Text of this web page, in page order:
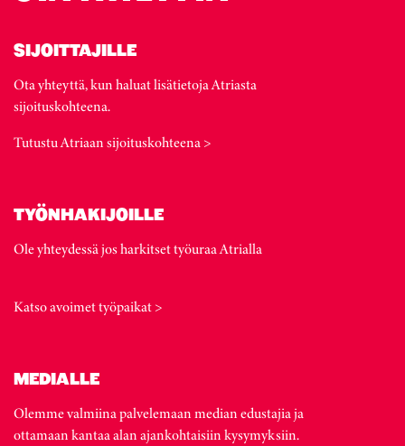
SIJOITTAJILLE
Ota yhteyttä, kun haluat lisätietoja Atriasta
sijoituskohteena.
Tutustu Atriaan sijoituskohteena >
TYÖNHAKIJOILLE
Ole yhteydessä jos harkitset työuraa Atrialla
Katso avoimet työpaikat >
MEDIALLE
Olemme valmiina palvelemaan median edustajia ja
ottamaan kantaa alan ajankohtaisiin kysymyksiin.